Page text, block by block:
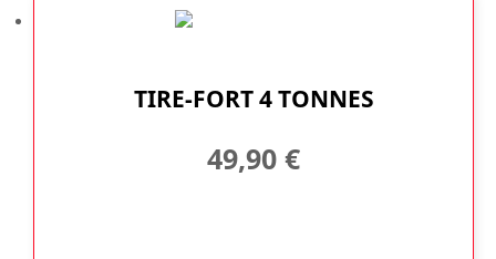
TIRE-FORT 4 TONNES
49,90 €